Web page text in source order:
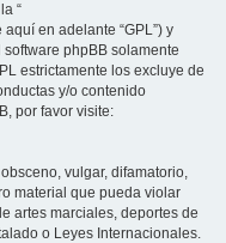
“
aquí en adelante “GPL”) y
software phpBB solamente
estrictamente los excluye de
y/o contenido
por favor visite:
vulgar, difamatorio,
material que pueda violar
artes marciales, deportes de
o Leyes Internacionales.